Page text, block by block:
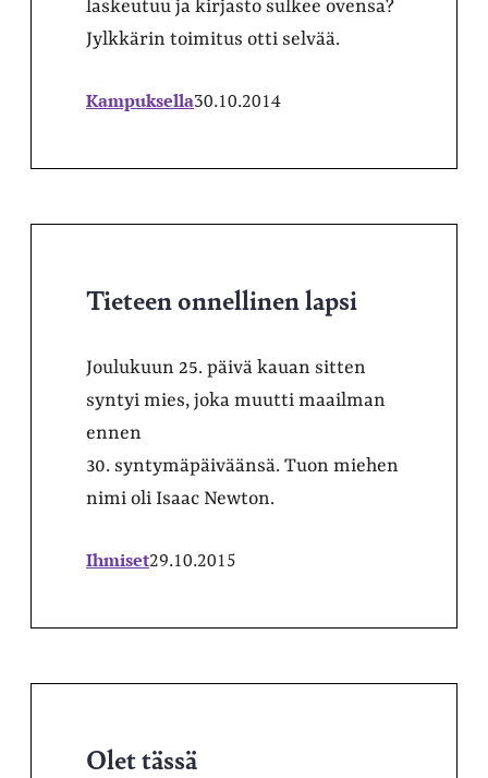
laskeutuu ja kirjasto sulkee ovensa?
Jylkkärin toimitus otti selvää.
Kampuksella30.10.2014
Tieteen onnellinen lapsi
Joulukuun 25. päivä kauan sitten
syntyi mies, joka muutti maailman
ennen
30. syntymäpäiväänsä. Tuon miehen
nimi oli Isaac Newton.
Ihmiset29.10.2015
Olet tässä